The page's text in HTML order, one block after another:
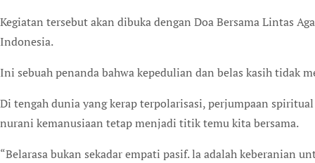
Kegiatan tersebut akan dibuka dengan Doa Bersama Lintas
Indonesia.
Ini sebuah penanda bahwa kepedulian dan belas kasih tidak
Di tengah dunia yang kerap terpolarisasi, perjumpaan
nurani kemanusiaan tetap menjadi titik temu kita bersama.
“Belarasa bukan sekadar empati pasif. la adalah keberanian